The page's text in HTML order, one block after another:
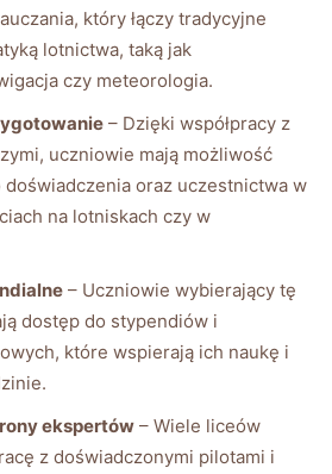
który łączy tradycyjne
lotnictwa, taką jak
czy meteorologia.
– Dzięki współpracy z
uczniowie mają możliwość
oraz uczestnictwa w
na lotniskach czy w
– Uczniowie wybierający tę
dostęp do stypendiów i
które wspierają ich naukę i
ekspertów – Wiele liceów
z doświadczonymi pilotami i